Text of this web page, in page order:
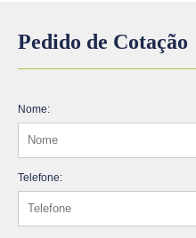
Pedido de Cotação
Nome:
Telefone: